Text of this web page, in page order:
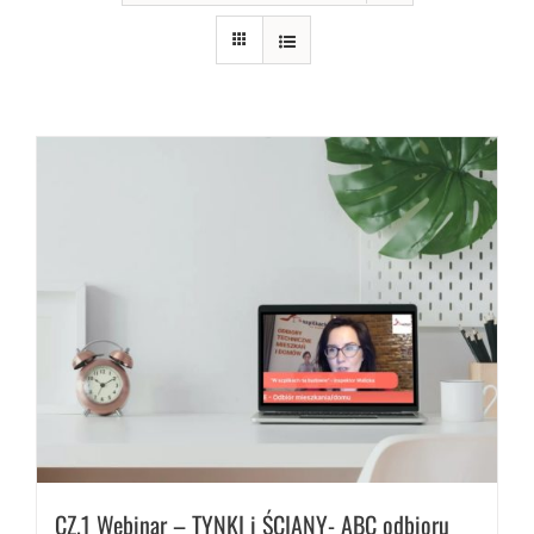
CZ.1 Webinar – TYNKI i ŚCIANY- ABC odbioru